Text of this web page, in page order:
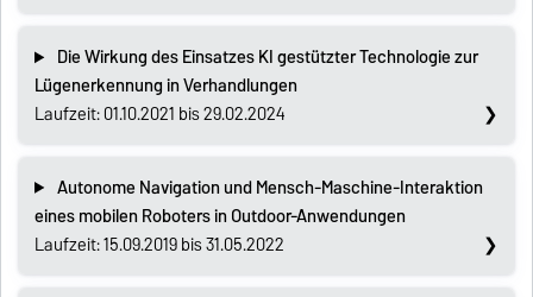
Die Wirkung des Einsatzes KI gestützter Technologie zur
Lügenerkennung in Verhandlungen
Laufzeit: 01.10.2021 bis 29.02.2024
Autonome Navigation und Mensch-Maschine-Interaktion
eines mobilen Roboters in Outdoor-Anwendungen
Laufzeit: 15.09.2019 bis 31.05.2022